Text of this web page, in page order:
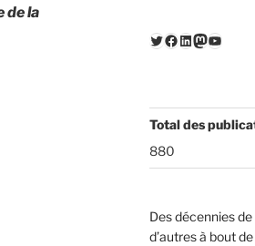
de la
Twitter
Facebook
LinkedIn
Mastodon
Total des
880
Des décennies
d’autres à bout